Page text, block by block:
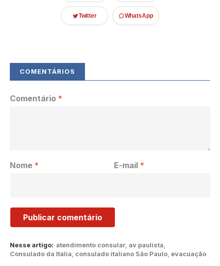
Twitter WhatsApp
Nesse artigo: atendimento consular, av paulista,
Consulado da Itália, consulado italiano São Paulo, evacuação
Comentário *
Nome * E-mail *